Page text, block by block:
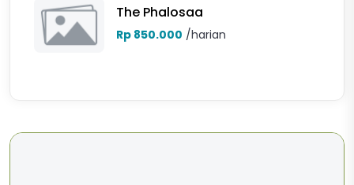
The Phalosaa
Rp 850.000 /harian